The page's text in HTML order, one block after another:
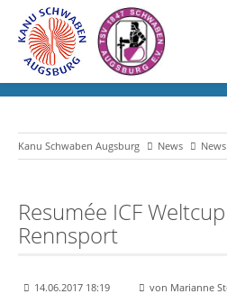
Kanu Schwaben Augsburg News
Resumée ICF
Rennsport
14.06.2017 18:19 von Marianne